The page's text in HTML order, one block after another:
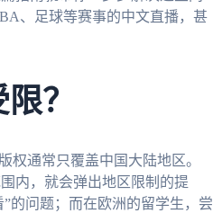
、足球等赛事的中文直播，甚
？
权通常只覆盖中国大陆地区。
内，就会弹出地区限制的提
的问题；而在欧洲的留学生，尝